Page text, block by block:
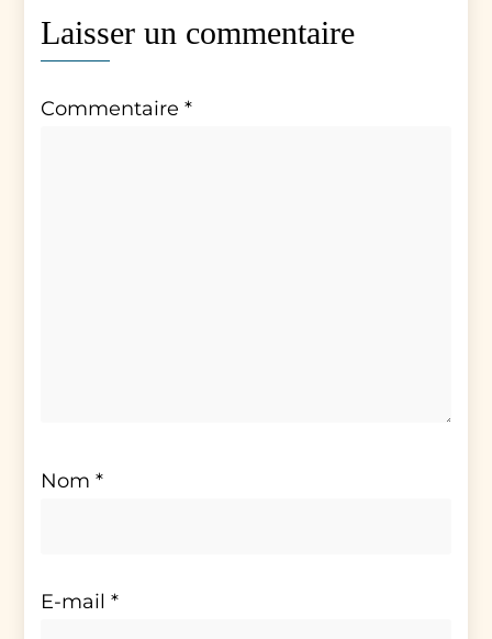
Laisser un commentaire
Commentaire*
Nom*
E-mail*